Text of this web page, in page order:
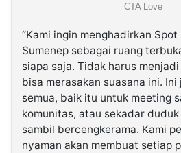
“Kami ingin menghadirkan
Sumenep sebagai ruang
siapa saja. Tidak harus
bisa merasakan suasana ini.
semua, baik itu untuk meeting
komunitas, atau sekadar
sambil bercengkerama. Kami
nyaman akan membuat setiap